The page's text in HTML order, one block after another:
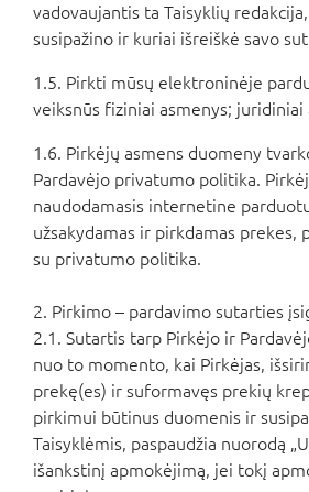
vadovaujantis ta Taisyklių
susipažino ir kuriai išreiškė savo
1.5. Pirkti mūsų elektroninėje
veiksnūs fiziniai asmenys; juridiniai
1.6. Pirkėjų asmens duomeny
Pardavėjo privatumo politika.
naudodamasis internetine
užsakydamas ir pirkdamas prekes,
su privatumo politika.
2. Pirkimo – pardavimo sutarties
2.1. Sutartis tarp Pirkėjo ir
nuo to momento, kai Pirkėjas,
prekę(es) ir suformavęs prekių
pirkimui būtinus duomenis ir
Taisyklėmis, paspaudžia nuorodą
išankstinį apmokėjimą, jei tokį